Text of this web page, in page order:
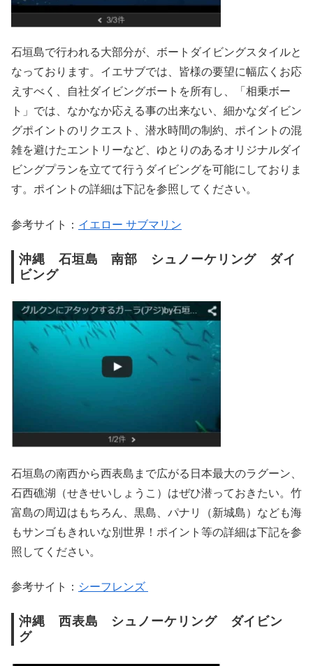
石垣島で行われる大部分が、ボートダイビングスタイルと
なっております。イエサブでは、皆様の要望に幅広くお応
えすべく、自社ダイビングボートを所有し、「相乗ボー
ト」では、なかなか応える事の出来ない、細かなダイビン
グポイントのリクエスト、潜水時間の制約、ポイントの混
雑を避けたエントリーなど、ゆとりのあるオリジナルダイ
ビングプランを立てて行うダイビングを可能にしておりま
す。ポイントの詳細は下記を参照してください。
参考サイト： イエロー サブマリン
沖縄 石垣島 南部 シュノーケリング ダイ
ビング
石垣島の南西から西表島まで広がる日本最大のラグーン、
石西礁湖（せきせいしょうこ）はぜひ潜っておきたい。竹
富島の周辺はもちろん、黒島、パナリ（新城島）なども海
もサンゴもきれいな別世界！ポイント等の詳細は下記を参
照してください。
参考サイト： シーフレンズ
沖縄 西表島 シュノーケリング ダイビン
グ